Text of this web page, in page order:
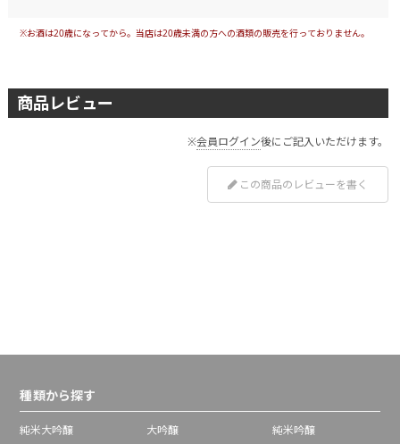
※お酒は20歳になってから。当店は20歳未満の方への酒類の販売を行っておりません。
商品レビュー
※会員ログイン後にご記入いただけます。
この商品のレビューを書く
種類から探す
純米大吟醸 大吟醸
純米吟醸